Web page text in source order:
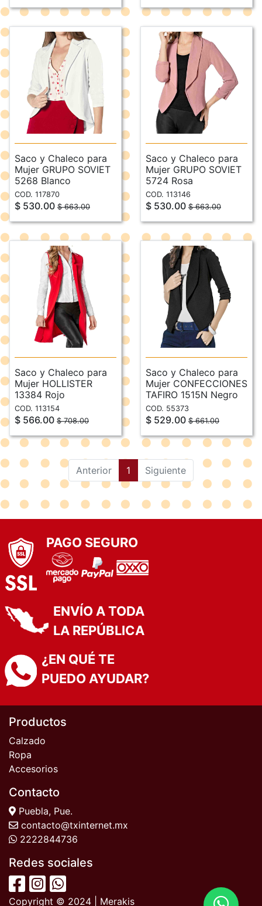
Saco y Chaleco para
Mujer GRUPO SOVIET
5268 Blanco
COD. 117870
$ 530.00 $ 663.00
Saco y Chaleco para
Mujer GRUPO SOVIET
5724 Rosa
COD. 113146
$ 530.00 $ 663.00
Saco y Chaleco para
Mujer HOLLISTER
13384 Rojo
COD. 113154
$ 566.00 $ 708.00
Saco y Chaleco para
Mujer CONFECCIONES
TAFIRO 1515N Negro
COD. 55373
$ 529.00 $ 661.00
Anterior 1 (current)
Siguiente
PAGO SEGURO
ENVÍO A TODA
LA REPÚBLICA
¿EN QUÉ TE
PUEDO AYUDAR?
Productos
Calzado
Ropa
Accesorios
Contacto
Puebla, Pue.
contacto@txinternet.mx
2222844736
Redes sociales
Copyright © 2024 | Merakis